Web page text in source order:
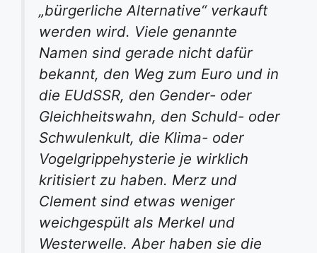
„bürgerliche Alternative“ verkauft
werden wird. Viele genannte
Namen sind gerade nicht dafür
bekannt, den Weg zum Euro und in
die EUdSSR, den Gender- oder
Gleichheitswahn, den Schuld- oder
Schwulenkult, die Klima- oder
Vogelgrippehysterie je wirklich
kritisiert zu haben. Merz und
Clement sind etwas weniger
weichgespült als Merkel und
Westerwelle. Aber haben sie die